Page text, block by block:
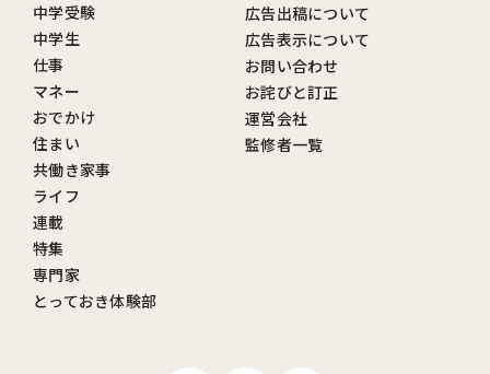
中学受験
中学生
仕事
マネー
おでかけ
住まい
共働き家事
ライフ
連載
特集
専門家
とっておき体験部
広告出稿について
広告表示について
お問い合わせ
お詫びと訂正
運営会社
監修者一覧